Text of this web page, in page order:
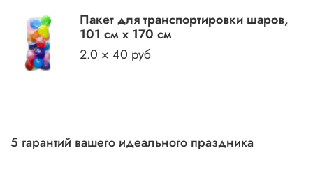
Пакет для транспортировки шаров,
101 см х 170 см
2.0 × 40 руб
5 гарантий вашего идеального праздника